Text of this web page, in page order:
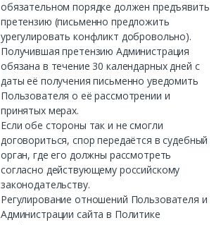
обязательном порядке должен предъявить
претензию (письменно предложить
урегулировать конфликт добровольно).
Получившая претензию Администрация
обязана в течение 30 календарных дней с
даты её получения письменно уведомить
Пользователя о её рассмотрении и
принятых мерах.
Если обе стороны так и не смогли
договориться, спор передаётся в судебный
орган, где его должны рассмотреть
согласно действующему российскому
законодательству.
Регулирование отношений Пользователя и
Администрации сайта в Политике